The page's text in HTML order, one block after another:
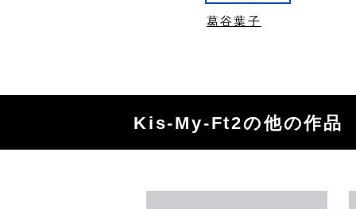
葛谷葉子
Kis-My-Ft2の他の作品